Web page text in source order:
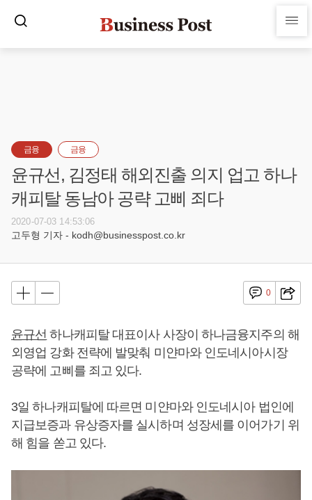
금융 금융
윤규선, 김정태 해외진출 의지 업고 하나
캐피탈 동남아 공략 고삐 죄다
2020-07-03 14:53:06
고두형 기자 - kodh@businesspost.co.kr
0
윤규선 하나캐피탈 대표이사 사장이 하나금융지주의 해
외영업 강화 전략에 발맞춰 미얀마와 인도네시아시장
공략에 고삐를 죄고 있다.
3일 하나캐피탈에 따르면 미얀마와 인도네시아 법인에
지급보증과 유상증자를 실시하며 성장세를 이어가기 위
해 힘을 쏟고 있다.